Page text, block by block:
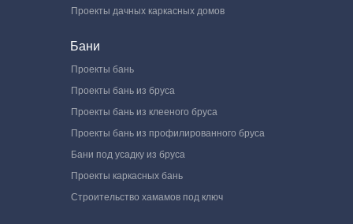
Проекты дачных каркасных домов
Бани
Проекты бань
Проекты бань из бруса
Проекты бань из клееного бруса
Проекты бань из профилированного бруса
Бани под усадку из бруса
Проекты каркасных бань
Строительство хамамов под ключ